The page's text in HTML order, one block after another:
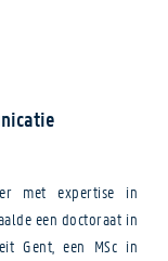
met expertise in
een doctoraat in
Gent, een MSc in